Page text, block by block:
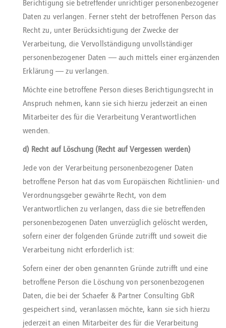
Berichtigung sie betreffender unrichtiger personenbezogener
Daten zu verlangen. Ferner steht der betroffenen Person das
Recht zu, unter Berücksichtigung der Zwecke der
Verarbeitung, die Vervollständigung unvollständiger
personenbezogener Daten — auch mittels einer ergänzenden
Erklärung — zu verlangen.
Möchte eine betroffene Person dieses Berichtigungsrecht in
Anspruch nehmen, kann sie sich hierzu jederzeit an einen
Mitarbeiter des für die Verarbeitung Verantwortlichen
wenden.
d) Recht auf Löschung (Recht auf Vergessen werden)
Jede von der Verarbeitung personenbezogener Daten
betroffene Person hat das vom Europäischen Richtlinien- und
Verordnungsgeber gewährte Recht, von dem
Verantwortlichen zu verlangen, dass die sie betreffenden
personenbezogenen Daten unverzüglich gelöscht werden,
sofern einer der folgenden Gründe zutrifft und soweit die
Verarbeitung nicht erforderlich ist:
Sofern einer der oben genannten Gründe zutrifft und eine
betroffene Person die Löschung von personenbezogenen
Daten, die bei der Schaefer & Partner Consulting GbR
gespeichert sind, veranlassen möchte, kann sie sich hierzu
jederzeit an einen Mitarbeiter des für die Verarbeitung